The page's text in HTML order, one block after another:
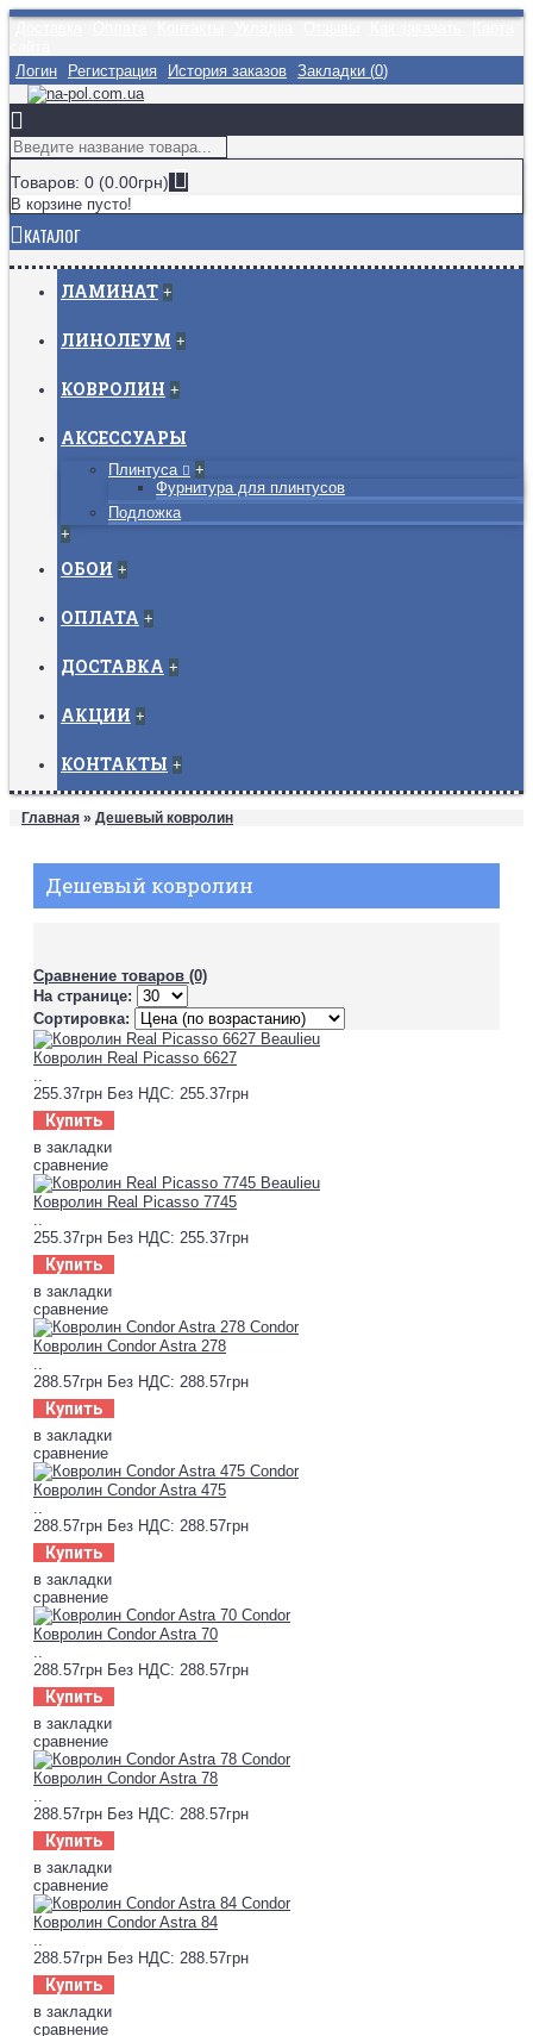
Логин
Регистрация История заказов Закладки (0)
Товаров: 0 (0.00грн)
В корзине пусто!
КАТАЛОГ
ЛАМИНАТ +
ЛИНОЛЕУМ +
КОВРОЛИН +
АКСЕССУАРЫ
Плинтуса
+
Фурнитура для плинтусов
Подложка
+
ОБОИ +
ОПЛАТА +
ДОСТАВКА +
АКЦИИ +
КОНТАКТЫ +
Главная » Дешевый ковролин
Дешевый ковролин
Сравнение товаров (0)
На странице:
Сортировка:
Ковролин Real Picasso 6627
255.37грн Без НДС: 255.37грн
Купить
в закладки
сравнение
Ковролин Real Picasso 7745
255.37грн Без НДС: 255.37грн
Купить
в закладки
сравнение
Ковролин Condor Astra 278
288.57грн Без НДС: 288.57грн
Купить
в закладки
сравнение
Ковролин Condor Astra 475
288.57грн Без НДС: 288.57грн
Купить
в закладки
сравнение
Ковролин Condor Astra 70
288.57грн Без НДС: 288.57грн
Купить
в закладки
сравнение
Ковролин Condor Astra 78
288.57грн Без НДС: 288.57грн
Купить
в закладки
сравнение
Ковролин Condor Astra 84
288.57грн Без НДС: 288.57грн
Купить
в закладки
сравнение